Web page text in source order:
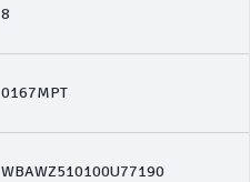
8
0167MPT
WBAWZ510100U77190